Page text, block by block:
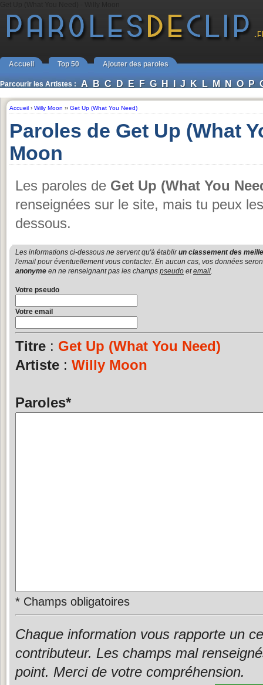
Accueil Top 50 Ajouter des paroles
Parcourir les Artistes : A B C D E F G H I J K L M N O P
Accueil › Willy Moon ›› Get Up (What You Need)
Paroles de Get Up (What
Moon
Les paroles de Get Up (What You
renseignées sur le site, mais tu peux
dessous.
Les informations ci-dessous ne servent qu'à établirun classement des
l'email pour éventuellement vous contacter. En aucun cas, vos données
anonyme en ne renseignant pas les champs pseudo etemail.
Votre pseudo
Votre email
Titre : Get Up (What You Need)
Artiste : Willy Moon
Paroles*
* Champs obligatoires
Chaque information vous rapporte un
contributeur. Les champs mal
point. Merci de votre compréhension.